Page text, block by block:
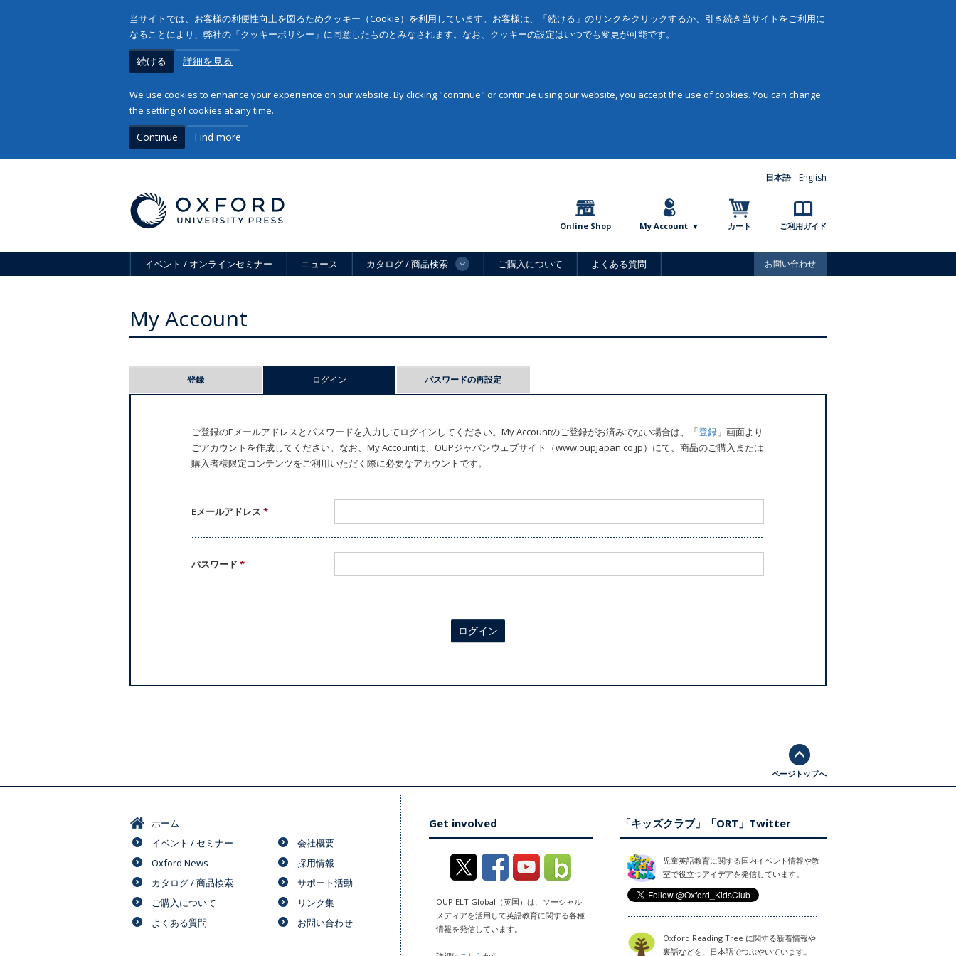
当サイトでは、お客様の利便性向上を図るためクッキー（Cookie）を利用しています。お客様は、「続ける」のリンクをクリックするか、引き続き当サイトをご利用に
なることにより、弊社の「クッキーポリシー」に同意したものとみなされます。なお、クッキーの設定はいつでも変更が可能です。
続ける 詳細を見る
We use cookies to enhance your experience on our website. By clicking "continue" or continue using our website, you accept the use of cookies. You can change
the setting of cookies at any time.
Continue Find more
日本語 English
Online Shop My Account カート ご利用ガイド
イベント / オンラインセミナー ニュース カタログ / 商品検索 ご購入について よくある質問 お問い合わせ
My Account
登録 ログイン パスワードの再設定
ご登録のEメールアドレスとパスワードを入力してログインしてください。My Accountのご登録がお済みでない場合は、「登録 」画面より
ごアカウントを作成してください。なお、My Accountは、OUPジャパンウェブサイト（www.oupjapan.co.jp）にて、商品のご購入または
購入者様限定コンテンツをご利用いただく際に必要なアカウントです。
Eメールアドレス*
パスワード*
ログイン
ページトップへ
ホーム
イベント / セミナー
Oxford News
カタログ / 商品検索
ご購入について
よくある質問
会社概要
採用情報
サポート活動
リンク集
お問い合わせ
Get involved
OUP ELT Global（英国）は、ソーシャル
メディアを活用して英語教育に関する各種
情報を発信しています。
「キッズクラブ」「ORT」Twitter
児童英語教育に関する国内イベント情報や教
室で役立つアイデアを発信しています。
Oxford Reading Tree に関する新着情報や
裏話などを、日本語でつぶやいています。